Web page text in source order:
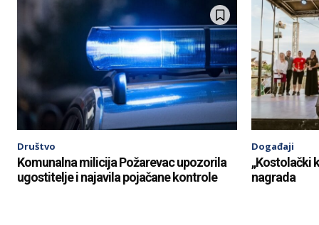
Društvo
Komunalna milicija Požarevac upozorila
ugostitelje i najavila pojačane kontrole
Događaji
„Kostolački
nagrada